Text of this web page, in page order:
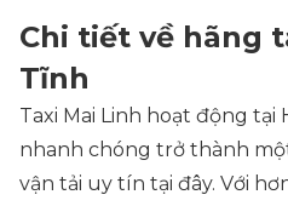
Chi tiết về hãng
Tĩnh
Taxi Mai Linh hoạt động tại
nhanh chóng trở thành
vận tải uy tín tại đây. Với